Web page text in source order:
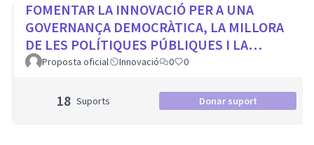
FOMENTAR LA INNOVACIÓ PER A UNA
GOVERNANÇA DEMOCRÀTICA, LA MILLORA
DE LES POLÍTIQUES PÚBLIQUES I LA
TRANSFORMACIÓ SOCIAL
Proposta oficial Innovació 0 0
18 Suports Donar suport